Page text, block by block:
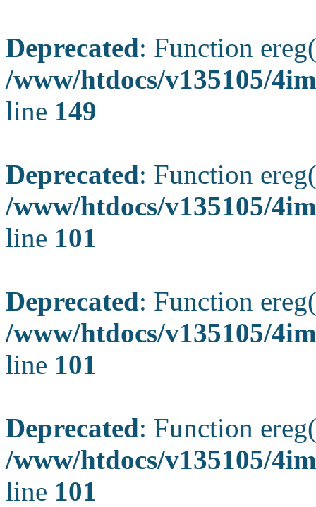
Deprecated: Function
/www/htdocs/v135105/
line 149
Deprecated: Function
/www/htdocs/v135105/
line 101
Deprecated: Function
/www/htdocs/v135105/
line 101
Deprecated: Function
/www/htdocs/v135105/
line 101